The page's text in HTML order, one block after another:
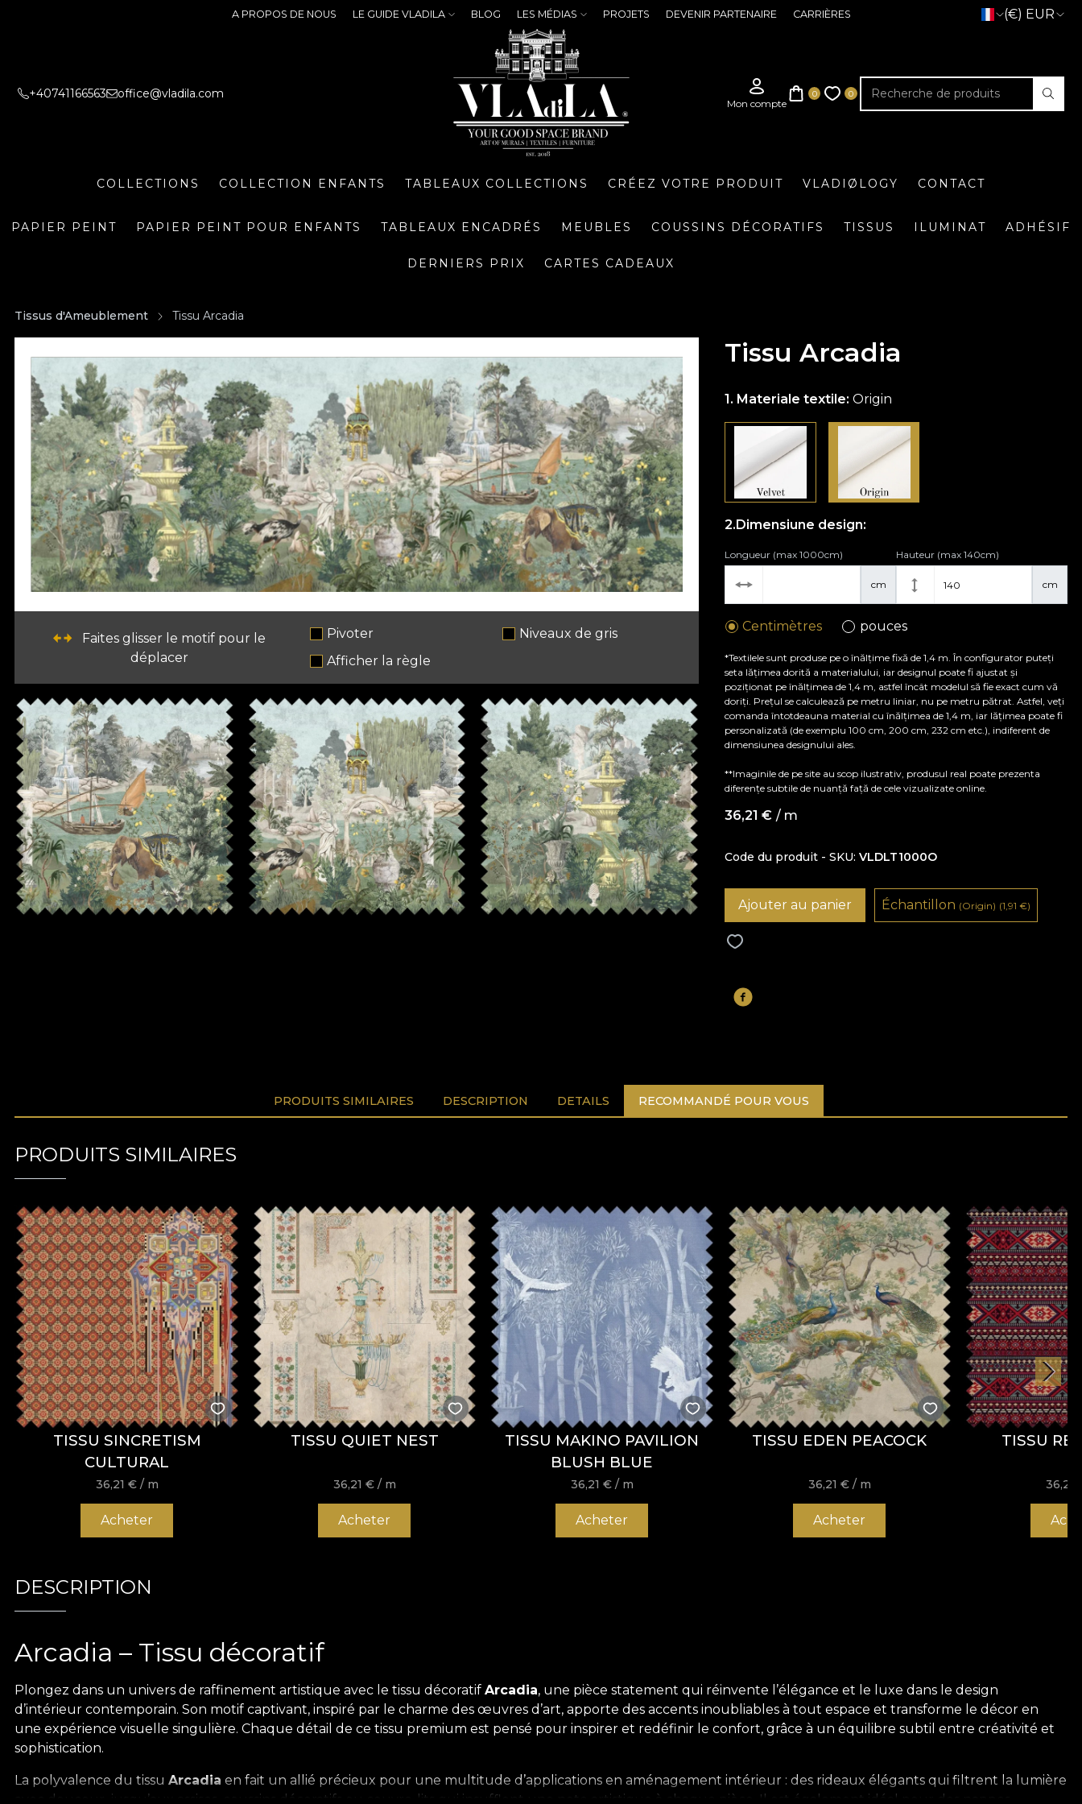
A PROPOS DE NOUS LE GUIDE VLADILA BLOG LES MÉDIAS PROJETS DEVENIR PARTENAIRE CARRIÈRES (€) EUR
+40741166563 office@vladila.com
COLLECTIONS COLLECTION ENFANTS TABLEAUX COLLECTIONS CRÉEZ VOTRE PRODUIT VLADIØLOGY CONTACT
PAPIER PEINT PAPIER PEINT POUR ENFANTS TABLEAUX ENCADRÉS MEUBLES COUSSINS DÉCORATIFS TISSUS ILUMINAT ADHÉSIF
DERNIERS PRIX CARTES CADEAUX
Tissus d'Ameublement Tissu Arcadia
Faites glisser le motif pour le
déplacer
Pivoter
Niveaux de gris
Afficher la règle
Tissu Arcadia
Materiale textile:Origin
Dimensiune design:
cm
Longueur (max 1000cm)
cm
Hauteur (max 140cm)
Centimètres pouces
*Textilele sunt produse pe o înălțime fixă de 1,4 m. În configurator puteți
seta lățimea dorită a materialului, iar designul poate fi ajustat și
poziționat pe înălțimea de 1,4 m, astfel încât modelul să fie exact cum vă
doriți. Prețul se calculează pe metru liniar, nu pe metru pătrat. Astfel, veți
comanda întotdeauna material cu înălțimea de 1,4 m, iar lățimea poate fi
personalizată (de exemplu 100 cm, 200 cm, 232 cm etc.), indiferent de
dimensiunea designului ales.
**Imaginile de pe site au scop ilustrativ, produsul real poate prezenta
diferențe subtile de nuanță față de cele vizualizate online.
36,21€ / m
Code du produit - SKU VLDLT1000O
Ajouter au panier Échantillon (Origin) (1,91€)
PRODUITS SIMILAIRES DESCRIPTION DETAILS RECOMMANDÉ POUR VOUS
PRODUITS SIMILAIRES
TISSU SINCRETISM
CULTURAL
36,21 € / m
Acheter
TISSU QUIET NEST
36,21 € / m
Acheter
TISSU MAKINO PAVILION
BLUSH BLUE
36,21 € / m
Acheter
TISSU EDEN PEACOCK
36,21 € / m
Acheter
TISSU
36,21
DESCRIPTION
Arcadia – Tissu décoratif
Plongez dans un univers de raffinement artistique avec le tissu décoratif Arcadia, une pièce statement qui réinvente l’élégance et le luxe dans le design
d’intérieur contemporain. Son motif captivant, inspiré par le charme des œuvres d’art, apporte des accents inoubliables à tout espace et transforme le décor en
une expérience visuelle singulière. Chaque détail de ce tissu premium est pensé pour inspirer et redéfinir le confort, grâce à un équilibre subtil entre créativité et
sophistication.
La polyvalence du tissu Arcadia en fait un allié précieux pour une multitude d’applications en aménagement intérieur : des rideaux élégants qui filtrent la lumière
avec douceur, jusqu’aux assises, coussins décoratifs ou couvre-lits qui insufflent une note artistique à chaque pièce. Il est également idéal pour des nappes